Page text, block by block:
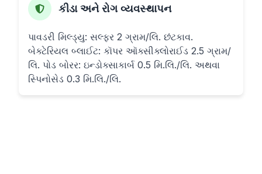
કીડા અને રોગ વ્યવસ્થાપન
પાવડરી મિલ્ડ્યુ: સલ્ફર 2 ગ્રામ/લિ. છંટકાવ.
બેક્ટેરિયલ બ્લાઈટ: કૉપર ઑક્સીક્લોરાઈડ 2.5 ગ્રામ/
લિ. પોડ બોરર: ઇન્ડોક્સાકાર્બ 0.5 મિ.લિ./લિ. અથવા
સ્પિનોસેડ 0.3 મિ.લિ./લિ.